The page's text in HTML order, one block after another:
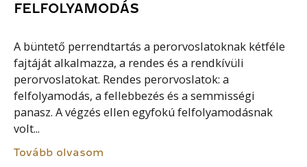
FELFOLYAMODÁS
A büntető perrendtartás a perorvoslatoknak kétféle
fajtáját alkalmazza, a rendes és a rendkívüli
perorvoslatokat. Rendes perorvoslatok: a
felfolyamodás, a fellebbezés és a semmisségi
panasz. A végzés ellen egyfokú felfolyamodásnak
volt...
Tovább olvasom